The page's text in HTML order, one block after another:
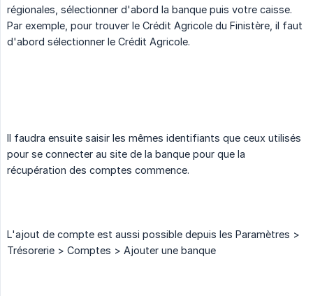
régionales, sélectionner d'abord la banque puis votre caisse.
Par exemple, pour trouver le Crédit Agricole du Finistère, il faut
d'abord sélectionner le Crédit Agricole.
Il faudra ensuite saisir les mêmes identifiants que ceux utilisés
pour se connecter au site de la banque pour que la
récupération des comptes commence.
L'ajout de compte est aussi possible depuis les Paramètres >
Trésorerie > Comptes > Ajouter une banque